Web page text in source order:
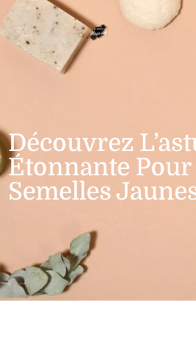
Découvrez
Étonnante
Semelles